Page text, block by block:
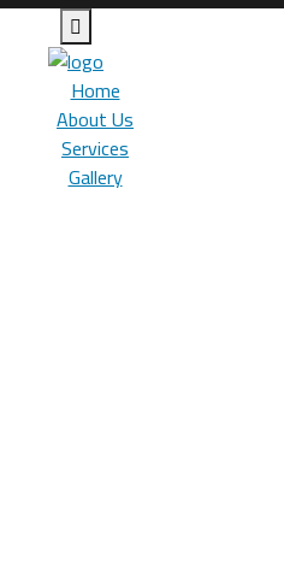
Home
About Us
Services
Gallery